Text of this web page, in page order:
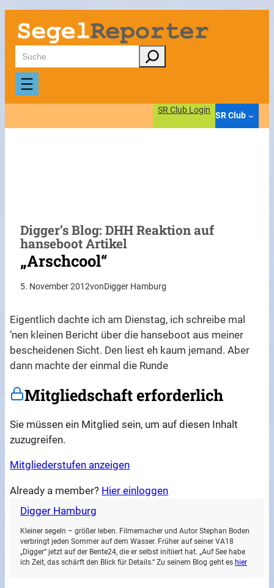
Zum
Inhalt
springen
Suchen
SR Club Login
SR Club
Digger’s Blog: DHH Reaktion auf
hanseboot Artikel
„Arschcool“
5. November 2012vonDigger Hamburg
Eigentlich dachte ich am Dienstag, ich schreibe mal
‘nen kleinen Bericht über die hanseboot aus meiner
bescheidenen Sicht. Den liest eh kaum jemand. Aber
dann machte der einmal die Runde
Mitgliedschaft erforderlich
Sie müssen ein Mitglied sein, um auf diesen Inhalt
zuzugreifen.
Mitgliederstufen anzeigen
Already a member? Hier einloggen
Digger Hamburg
Kleiner segeln – größer leben. Filmemacher und Autor Stephan Boden
verbringt jeden Sommer auf dem Wasser. Früher auf seiner VA18
„Digger“ jetzt auf der Bente24, die er selbst initiiert hat. „Auf See habe
ich Zeit, das schärft den Blick für Details.“ Zu seinem Blog geht es hier